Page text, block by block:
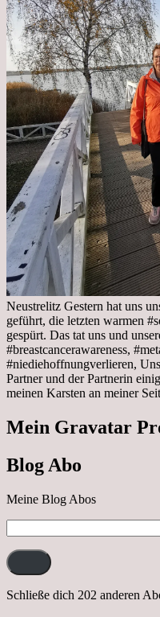
Neustrelitz Gestern hat uns
geführt, die letzten warmen
gespürt. Das tat uns und
#breastcancerawareness,
#niediehoffnungverlieren,
Partner und der Partnerin
meinen Karsten an meiner
Mein Gravatar
Blog Abo
Meine Blog Abos
Mail-
Adresse:
Schließe dich 202 anderen